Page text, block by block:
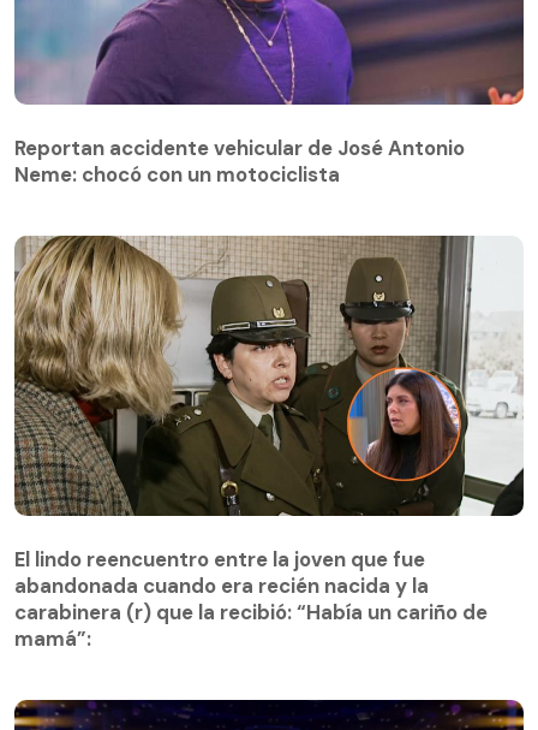
Reportan accidente vehicular de José Antonio
Neme: chocó con un motociclista
abandonada cuando era recién nacida y la
carabinera (r) que la recibió: “Había un cariño de
mamá”:
El lindo reencuentro entre la joven que fue
abandonada cuando era recién nacida y la
carabinera (r) que la recibió: “Había un cariño de
mamá”: